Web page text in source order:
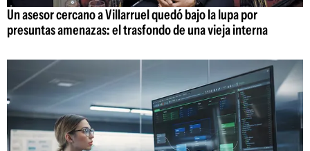
Un asesor cercano a Villarruel quedó bajo la lupa por
presuntas amenazas: el trasfondo de una vieja interna